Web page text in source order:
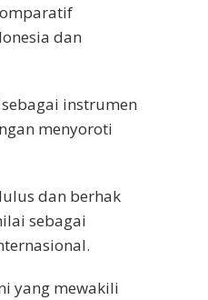
dan
instrumen
menyoroti
dan berhak
sebagai
yang mewakili